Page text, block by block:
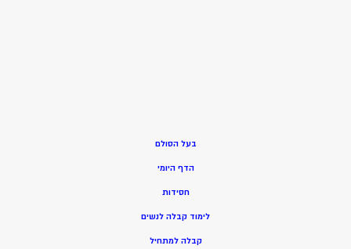
בעל הסולם
הדף היומי
חסידות
לימוד קבלה לנשים
קבלה למתחיל